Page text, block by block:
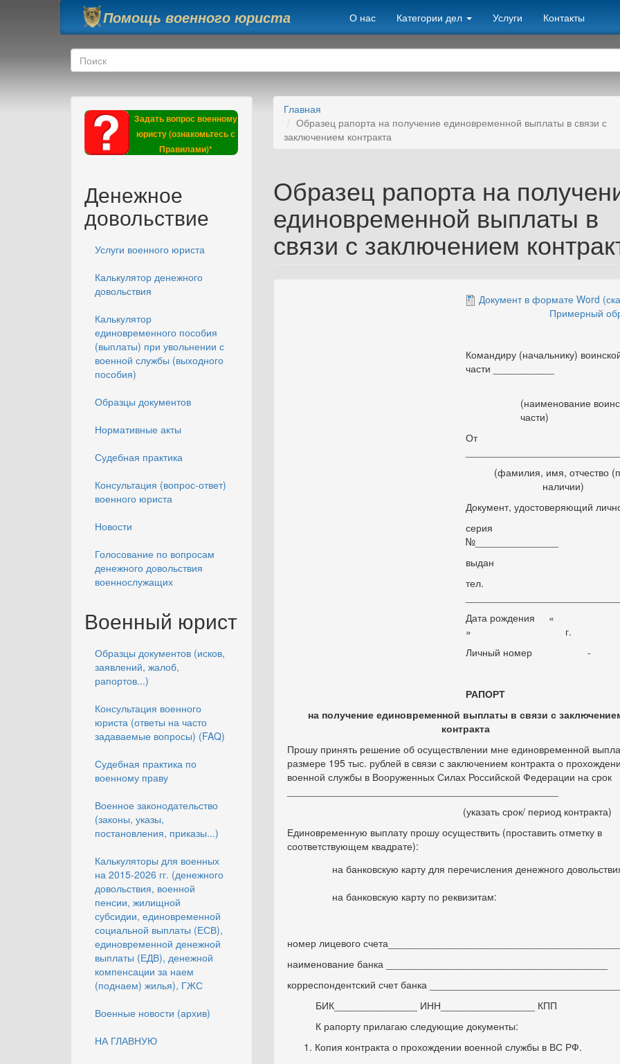
Перейти к основному содержанию
Помощь военного юриста О нас Категории дел Услуги Контакты
Форма поиска
Поиск
Задать вопрос военному
юристу (ознакомьтесь с
Правилами)*
Денежное
довольствие
Услуги военного юриста
Калькулятор денежного
довольствия
Калькулятор
единовременного пособия
(выплаты) при увольнении с
военной службы (выходного
пособия)
Образцы документов
Нормативные акты
Судебная практика
Консультация (вопрос-ответ)
военного юриста
Новости
Голосование по вопросам
денежного довольствия
военнослужащих
Военный юрист
Образцы документов (исков,
заявлений, жалоб,
рапортов...)
Консультация военного
юриста (ответы на часто
задаваемые вопросы) (FAQ)
Судебная практика по
военному праву
Военное законодательство
(законы, указы,
постановления, приказы...)
Калькуляторы для военных
на 2015-2026 гг. (денежного
довольствия, военной
пенсии, жилищной
субсидии, единовременной
социальной выплаты (ЕСВ),
единовременной денежной
выплаты (ЕДВ), денежной
компенсации за наем
(поднаем) жилья), ГЖС
Военные новости (архив)
НА ГЛАВНУЮ
Главная
Образец рапорта на получение единовременной выплаты в связи с
заключением контракта
Образец рапорта на
единовременной выплаты в
связи с заключением
Документ в формате Word
Примерный
Командиру (начальнику)
части ___________
(наименование
части)
От
(фамилия, имя, отчество
наличии)
Документ, удостоверяющий
серия
№_______________
выдан
тел.
Дата рождения «
» г.
Личный номер -
РАПОРТ
на получение единовременной выплаты в связи с
контракта
Прошу принять решение об осуществлении мне единовременной
размере 195 тыс. рублей в связи с заключением контракта о
военной службы в Вооруженных Силах Российской Федерации на срок
(указать срок/ период контракта)
Единовременную выплату прошу осуществить (проставить отметку в
соответствующем квадрате):
на банковскую карту для перечисления денежного
на банковскую карту по реквизитам:
номер лицевого
наименование банка ________________________________________
корреспондентский счет банка
БИК_______________ ИНН_________________ КПП
К рапорту прилагаю следующие документы:
Копия контракта о прохождении военной службы в ВС РФ.